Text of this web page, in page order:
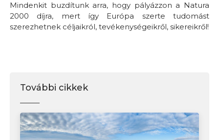
Mindenkit buzdítunk arra, hogy pályázzon a Natura
2000 díjra, mert így Európa szerte tudomást
szerezhetnek céljaikról, tevékenységeikről, sikereikről!
További cikkek